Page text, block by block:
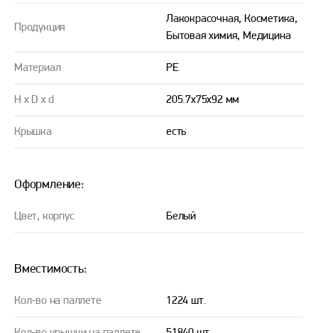
Продукция
Лакокрасочная, Косметика,
Бытовая химия, Медицина
Материал PE
H x D x d 205.7х75х92 мм
Крышка есть
Оформление:
Цвет, корпус Белый
Вместимость:
Кол-во на паллете 1224 шт.